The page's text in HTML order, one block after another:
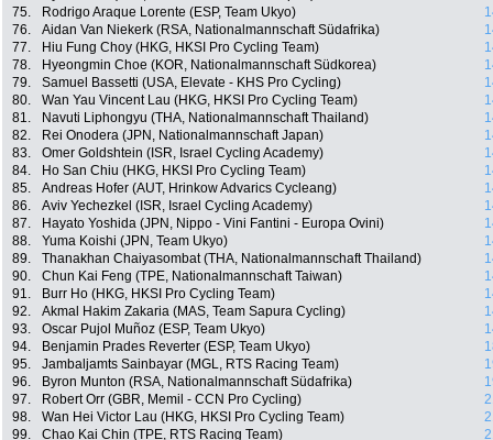
75.
Rodrigo Araque Lorente (ESP, Team Ukyo)
76.
Aidan Van Niekerk (RSA, Nationalmannschaft Südafrika)
77.
Hiu Fung Choy (HKG, HKSI Pro Cycling Team)
78.
Hyeongmin Choe (KOR, Nationalmannschaft Südkorea)
79.
Samuel Bassetti (USA, Elevate - KHS Pro Cycling)
80.
Wan Yau Vincent Lau (HKG, HKSI Pro Cycling Team)
81.
Navuti Liphongyu (THA, Nationalmannschaft Thailand)
82.
Rei Onodera (JPN, Nationalmannschaft Japan)
83.
Omer Goldshtein (ISR, Israel Cycling Academy)
84.
Ho San Chiu (HKG, HKSI Pro Cycling Team)
85.
Andreas Hofer (AUT, Hrinkow Advarics Cycleang)
86.
Aviv Yechezkel (ISR, Israel Cycling Academy)
87.
Hayato Yoshida (JPN, Nippo - Vini Fantini - Europa Ovini)
88.
Yuma Koishi (JPN, Team Ukyo)
89.
Thanakhan Chaiyasombat (THA, Nationalmannschaft Thailand)
90.
Chun Kai Feng (TPE, Nationalmannschaft Taiwan)
91.
Burr Ho (HKG, HKSI Pro Cycling Team)
92.
Akmal Hakim Zakaria (MAS, Team Sapura Cycling)
93.
Oscar Pujol Muñoz (ESP, Team Ukyo)
94.
Benjamin Prades Reverter (ESP, Team Ukyo)
95.
Jambaljamts Sainbayar (MGL, RTS Racing Team)
96.
Byron Munton (RSA, Nationalmannschaft Südafrika)
97.
Robert Orr (GBR, Memil - CCN Pro Cycling)
98.
Wan Hei Victor Lau (HKG, HKSI Pro Cycling Team)
99.
Chao Kai Chin (TPE, RTS Racing Team)